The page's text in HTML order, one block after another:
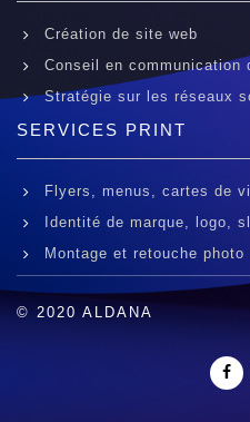
Création de site web
Conseil en communication
Stratégie sur les réseaux
SERVICES PRINT
Flyers, menus, cartes de
Identité de marque, logo,
Montage et retouche photo
© 2020 ALDANA